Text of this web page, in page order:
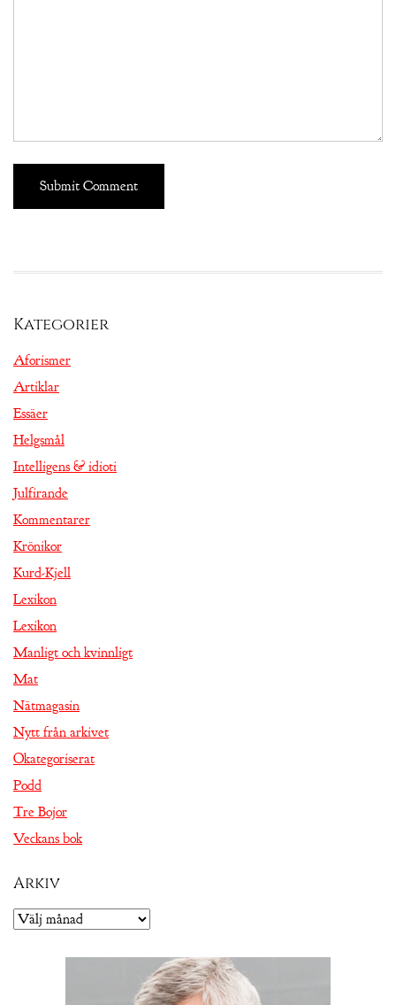
Kategorier
Aforismer
Artiklar
Essäer
Helgsmål
Intelligens & idioti
Julfirande
Kommentarer
Krönikor
Kurd-Kjell
Lexikon
Lexikon
Manligt och kvinnligt
Mat
Nätmagasin
Nytt från arkivet
Okategoriserat
Podd
Tre Bojor
Veckans bok
Arkiv
Arkiv